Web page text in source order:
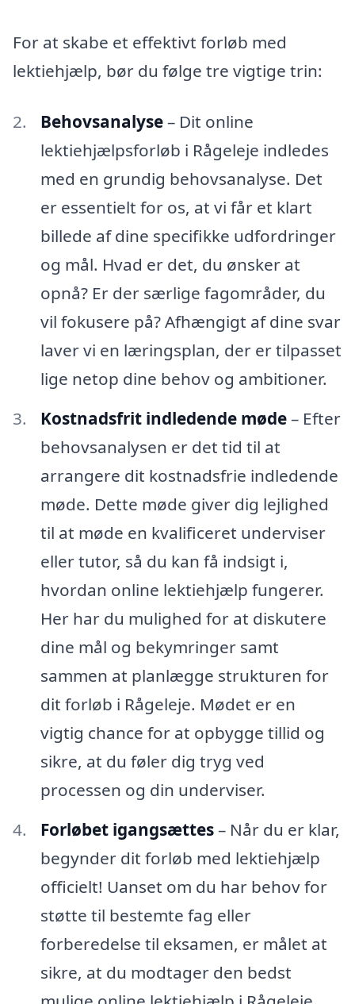
For at skabe et effektivt forløb med
lektiehjælp, bør du følge tre vigtige trin:
Behovsanalyse– Dit online
lektiehjælpsforløb i Rågeleje indledes
med en grundig behovsanalyse. Det
er essentielt for os, at vi får et klart
billede af dine specifikke udfordringer
og mål. Hvad er det, du ønsker at
opnå? Er der særlige fagområder, du
vil fokusere på? Afhængigt af dine svar
laver vi en læringsplan, der er tilpasset
lige netop dine behov og ambitioner.
Kostnadsfrit indledende møde– Efter
behovsanalysen er det tid til at
arrangere dit kostnadsfrie indledende
møde. Dette møde giver dig lejlighed
til at møde en kvalificeret underviser
eller tutor, så du kan få indsigt i,
hvordan online lektiehjælp fungerer.
Her har du mulighed for at diskutere
dine mål og bekymringer samt
sammen at planlægge strukturen for
dit forløb i Rågeleje. Mødet er en
vigtig chance for at opbygge tillid og
sikre, at du føler dig tryg ved
processen og din underviser.
Forløbet igangsættes– Når du er klar,
begynder dit forløb med lektiehjælp
officielt! Uanset om du har behov for
støtte til bestemte fag eller
forberedelse til eksamen, er målet at
sikre, at du modtager den bedst